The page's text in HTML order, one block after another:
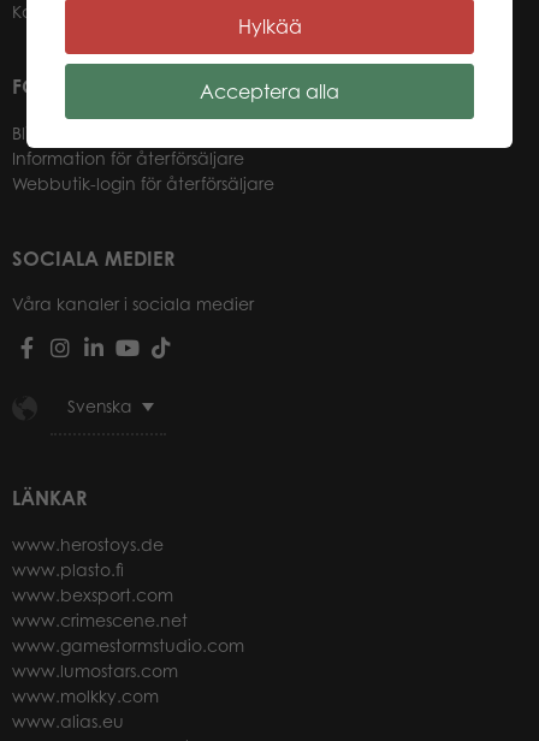
Kontakter
FÖR VÅRA ÅTERFÖRSÄLJARE
Bli återförsäljare
Information för återförsäljare
Webbutik-login för återförsäljare
SOCIALA MEDIER
Våra kanaler i sociala medier
Svenska
LÄNKAR
www.herostoys.de
www.plasto.fi
www.bexsport.com
www.crimescene.net
www.gamestormstudio.com
www.lumostars.com
www.molkky.com
www.alias.eu
Hylkää
Acceptera alla